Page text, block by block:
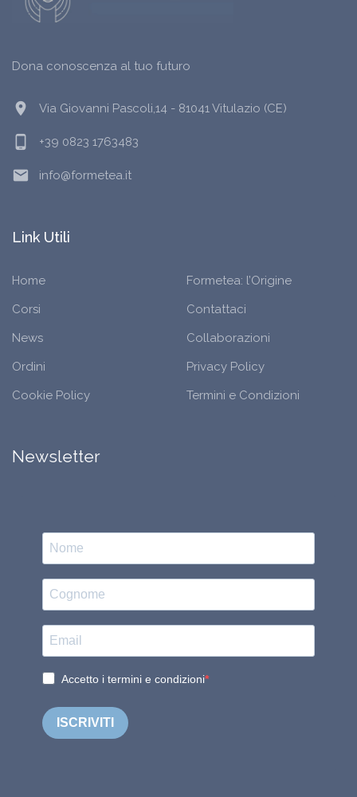
Dona conoscenza al tuo futuro
location_on Via Giovanni Pascoli,14 - 81041 Vitulazio (CE)
phone_android +39 0823 1763483
email info@formetea.it
Link Utili
Home
Formetea: l’Origine
Corsi
Contattaci
News
Collaborazioni
Ordini
Privacy Policy
Cookie Policy
Termini e Condizioni
Newsletter
Accetto i termini e condizioni
ISCRIVITI